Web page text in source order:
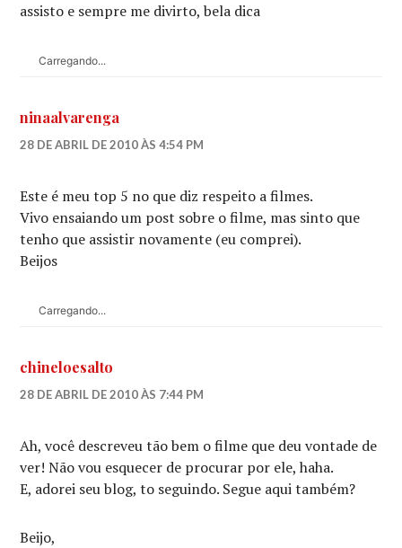
assisto e sempre me divirto, bela dica
Carregando...
ninaalvarenga
28 DE ABRIL DE 2010 ÀS 4:54 PM
Este é meu top 5 no que diz respeito a filmes.
Vivo ensaiando um post sobre o filme, mas sinto que
tenho que assistir novamente (eu comprei).
Beijos
Carregando...
chineloesalto
28 DE ABRIL DE 2010 ÀS 7:44 PM
Ah, você descreveu tão bem o filme que deu vontade de
ver! Não vou esquecer de procurar por ele, haha.
E, adorei seu blog, to seguindo. Segue aqui também?
Beijo,